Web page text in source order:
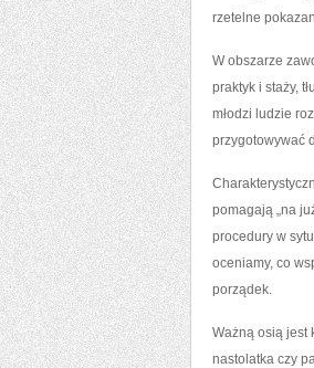
rzetelne
W obszarze
praktyk i staży,
młodzi ludzie
przygotowywać
pomagają „na
procedury w
oceniamy, co
porządek.
Ważną osią jest
nastolatka czy